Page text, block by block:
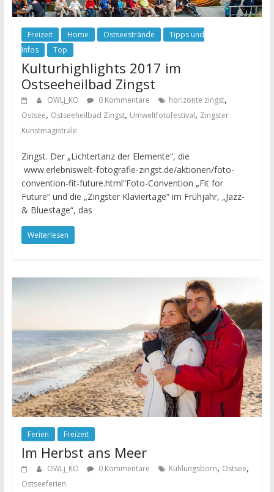
Freizeit Home Ostseestrände
Tipps und
Infos
Top
Kulturhighlights 2017 im
Ostseeheilbad Zingst
OWLj_KO 0 Kommentare horizonte zingst,
Ostsee, Ostseeheilbad Zingst, Umweltfotofestival, Zingster
Kunstmagistrale
Zingst. Der „Lichtertanz der Elemente“, die
www.erlebniswelt-fotografie-zingst.de/aktionen/foto-
convention-fit-future.html“Foto-Convention „Fit for
Future“ und die „Zingster Klaviertage“ im Frühjahr, „Jazz-
& Bluestage“, das
Weiterlesen
Ferien Freizeit
Im Herbst ans Meer
OWLj_KO 0 Kommentare Kühlungsborn, Ostsee,
Ostseeferien